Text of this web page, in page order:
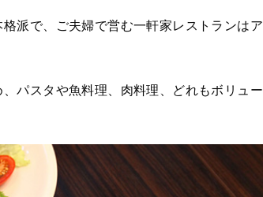
派で、ご夫婦で営む一軒家レストランはア
パスタや魚料理、肉料理、どれもボリュー